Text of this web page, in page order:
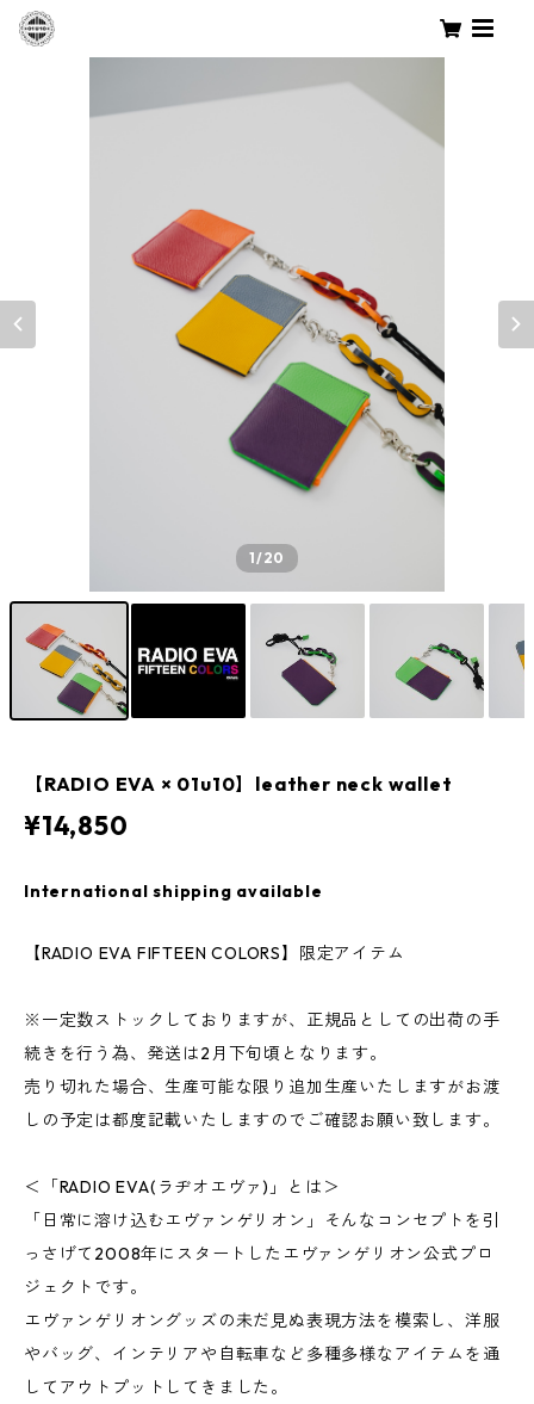
1/20
【RADIO EVA × 01u10】leather neck wallet
¥14,850
International shipping available
【RADIO EVA FIFTEEN COLORS】限定アイテム
※一定数ストックしておりますが、正規品としての出荷の手
続きを行う為、発送は2月下旬頃となります。
売り切れた場合、生産可能な限り追加生産いたしますがお渡
しの予定は都度記載いたしますのでご確認お願い致します。
＜「RADIO EVA(ラヂオエヴァ)」とは＞
「日常に溶け込むエヴァンゲリオン」そんなコンセプトを引
っさげて2008年にスタートしたエヴァンゲリオン公式プロ
ジェクトです。
エヴァンゲリオングッズの未だ見ぬ表現方法を模索し、洋服
やバッグ、インテリアや自転車など多種多様なアイテムを通
してアウトプットしてきました。